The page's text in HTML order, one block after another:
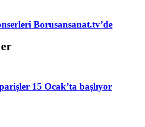
Borusansanat.tv’de
15 Ocak’ta başlıyor